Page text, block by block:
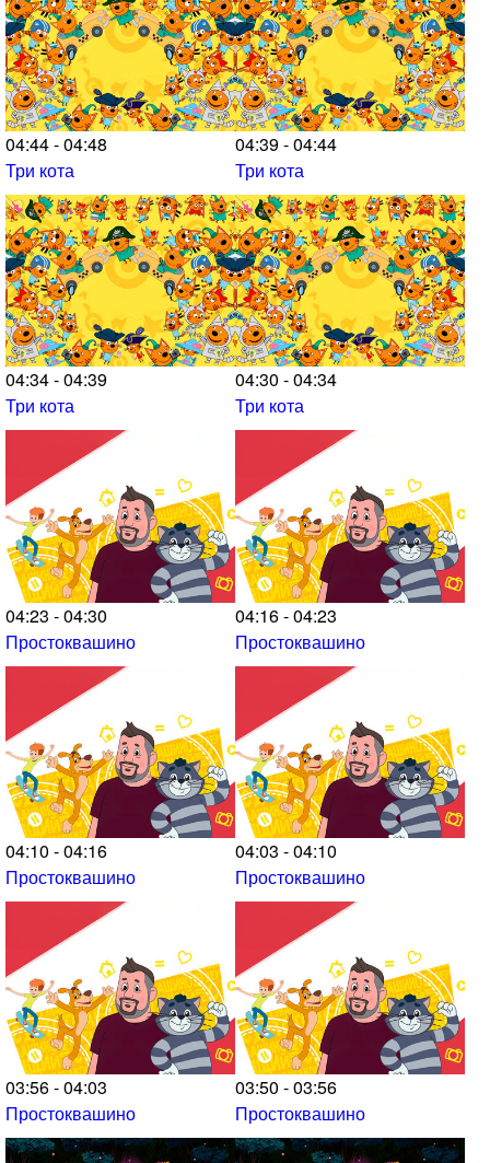
04:44 - 04:48
Три кота
04:39 - 04:44
Три кота
04:34 - 04:39
Три кота
04:30 - 04:34
Три кота
04:23 - 04:30
Простоквашино
04:16 - 04:23
Простоквашино
04:10 - 04:16
Простоквашино
04:03 - 04:10
Простоквашино
03:56 - 04:03
Простоквашино
03:50 - 03:56
Простоквашино